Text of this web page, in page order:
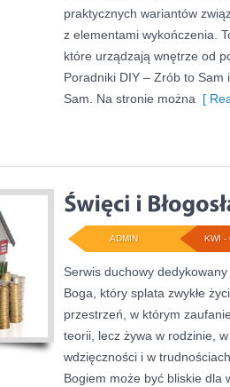
praktycznych wariantów
z elementami wykończenia.
które urządzają wnętrze od
Poradniki DIY – Zrób to Sam
Sam. Na stronie można [
KWI -
ADMIN
Serwis duchowy
Boga, który splata zwykłe
przestrzeń, w którym
teorii, lecz żywa w rodzinie,
wdzięczności i w
Bogiem może być bliskie dla